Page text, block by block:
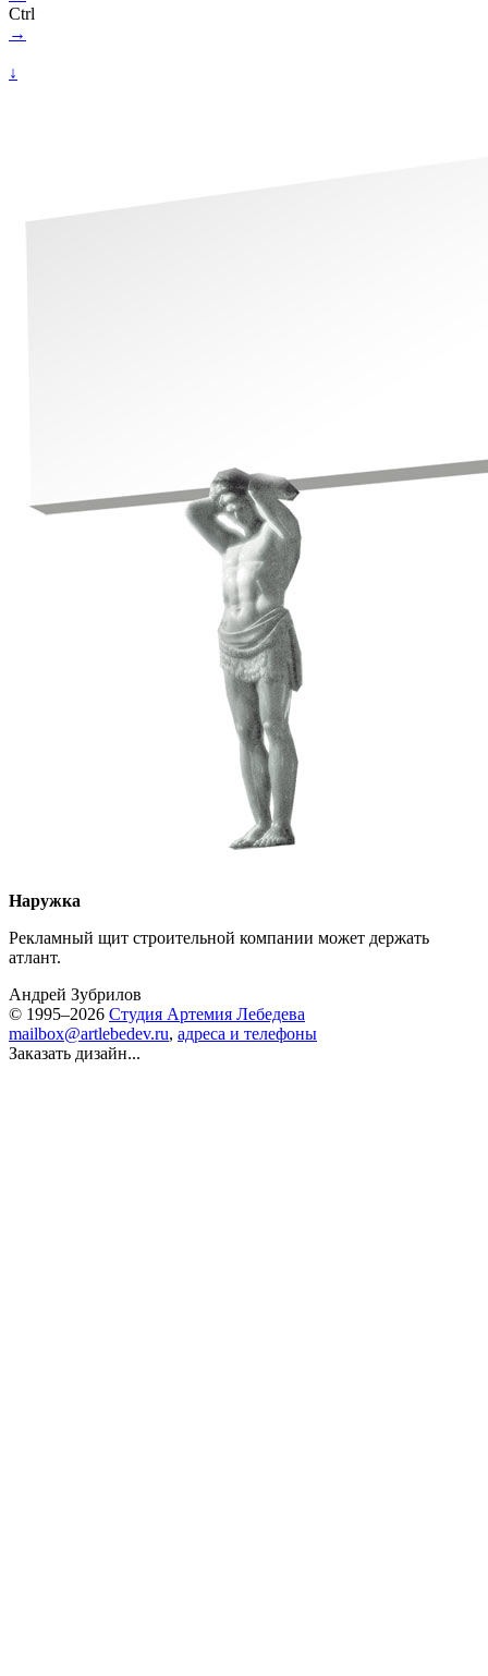
Ctrl
→
↓
Наружка
Рекламный щит строительной компании может держать
атлант.
Андрей Зубрилов
© 1995–2026 Студия Артемия Лебедева
mailbox@artlebedev.ru, адреса и телефоны
Заказать дизайн...